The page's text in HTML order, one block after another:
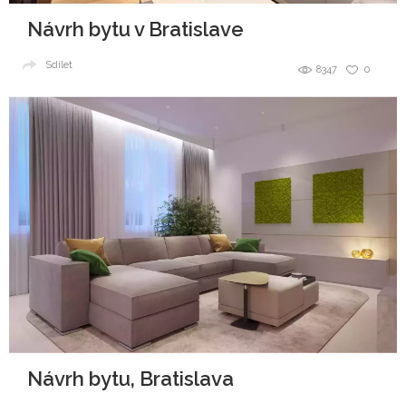
Návrh bytu v Bratislave
0
8347
Sdílet
Návrh bytu, Bratislava